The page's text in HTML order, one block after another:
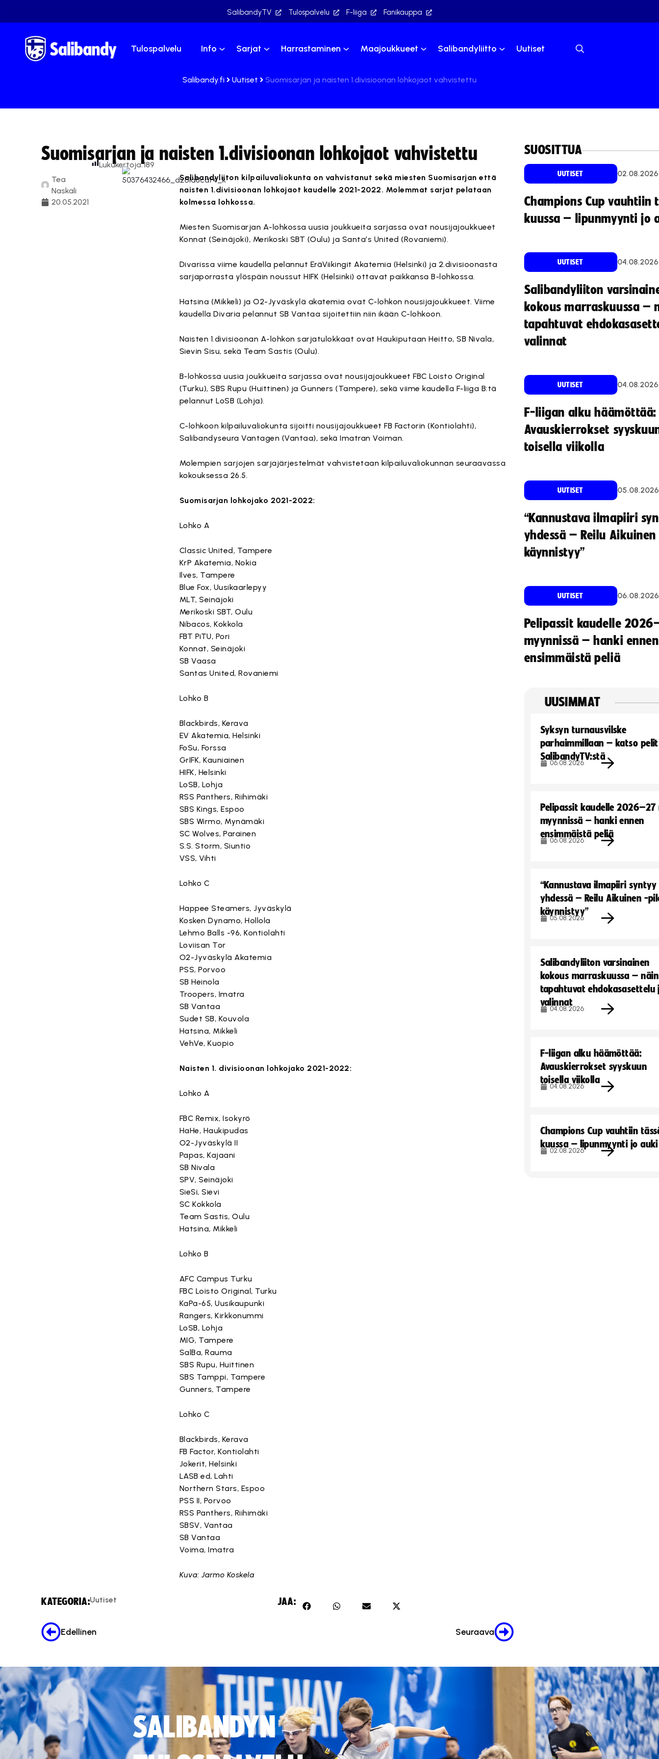
SalibandyTV Tulospalvelu F-liiga Fanikauppa
Tulospalvelu Info Sarjat Harrastaminen Maajoukkueet Salibandyliitto Uutiset
Salibandy.fi Uutiset Suomisarjan ja naisten 1.divisioonan lohkojaot vahvistettu
Suomisarjan ja naisten 1.divisioonan lohkojaot vahvistettu
Tea
Naskali
20.05.2021
Lukukertoja:189
Salibandyliiton kilpailuvaliokunta on vahvistanut sekä miesten Suomisarjan että
naisten 1.divisioonan lohkojaot kaudelle 2021-2022. Molemmat sarjat pelataan
kolmessa lohkossa.
Miesten Suomisarjan A-lohkossa uusia joukkueita sarjassa ovat nousijajoukkueet
Konnat (Seinäjoki), Merikoski SBT (Oulu) ja Santa’s United (Rovaniemi).
Divarissa viime kaudella pelannut EräViikingit Akatemia (Helsinki) ja 2.divisioonasta
sarjaporrasta ylöspäin noussut HIFK (Helsinki) ottavat paikkansa B-lohkossa.
Hatsina (Mikkeli) ja O2-Jyväskylä akatemia ovat C-lohkon nousijajoukkueet. Viime
kaudella Divaria pelannut SB Vantaa sijoitettiin niin ikään C-lohkoon.
Naisten 1.divisioonan A-lohkon sarjatulokkaat ovat Haukiputaan Heitto, SB Nivala,
Sievin Sisu, sekä Team Sastis (Oulu).
B-lohkossa uusia joukkueita sarjassa ovat nousijajoukkueet FBC Loisto Original
(Turku), SBS Rupu (Huittinen) ja Gunners (Tampere), sekä viime kaudella F-liiga B:tä
pelannut LoSB (Lohja).
C-lohkoon kilpailuvaliokunta sijoitti nousijajoukkueet FB Factorin (Kontiolahti),
Salibandyseura Vantagen (Vantaa), sekä Imatran Voiman.
Molempien sarjojen sarjajärjestelmät vahvistetaan kilpailuvaliokunnan seuraavassa
kokouksessa 26.5.
Suomisarjan lohkojako 2021-2022:
Lohko A
Classic United, Tampere
KrP Akatemia, Nokia
Ilves, Tampere
Blue Fox, Uusikaarlepyy
MLT, Seinäjoki
Merikoski SBT, Oulu
Nibacos, Kokkola
FBT PiTU, Pori
Konnat, Seinäjoki
SB Vaasa
Santas United, Rovaniemi
Lohko B
Blackbirds, Kerava
EV Akatemia, Helsinki
FoSu, Forssa
GrIFK, Kauniainen
HIFK, Helsinki
LoSB, Lohja
RSS Panthers, Riihimäki
SBS Kings, Espoo
SBS Wirmo, Mynämäki
SC Wolves, Parainen
S.S. Storm, Siuntio
VSS, Vihti
Lohko C
Happee Steamers, Jyväskylä
Kosken Dynamo, Hollola
Lehmo Balls -96, Kontiolahti
Loviisan Tor
O2-Jyväskylä Akatemia
PSS, Porvoo
SB Heinola
Troopers, Imatra
SB Vantaa
Sudet SB, Kouvola
Hatsina, Mikkeli
VehVe, Kuopio
Naisten 1. divisioonan lohkojako 2021-2022:
Lohko A
FBC Remix, Isokyrö
HaHe, Haukipudas
O2-Jyväskylä II
Papas, Kajaani
SB Nivala
SPV, Seinäjoki
SieSi, Sievi
SC Kokkola
Team Sastis, Oulu
Hatsina, Mikkeli
Lohko B
AFC Campus Turku
FBC Loisto Original, Turku
KaPa-65, Uusikaupunki
Rangers, Kirkkonummi
LoSB, Lohja
MIG, Tampere
SalBa, Rauma
SBS Rupu, Huittinen
SBS Tamppi, Tampere
Gunners, Tampere
Lohko C
Blackbirds, Kerava
FB Factor, Kontiolahti
Jokerit, Helsinki
LASB ed, Lahti
Northern Stars, Espoo
PSS II, Porvoo
RSS Panthers, Riihimäki
SBSV, Vantaa
SB Vantaa
Voima, Imatra
Kuva: Jarmo Koskela
KATEGORIA:Uutiset JAA:
Edellinen Seuraava
SUOSITTUA
UUTISET 02.08.2026
Champions Cup vauhtiin
kuussa – lipunmyynti jo
UUTISET 04.08.2026
Salibandyliiton
kokous marraskuussa –
tapahtuvat
valinnat
UUTISET 04.08.2026
F-liigan alku häämöttää:
Avauskierrokset
toisella viikolla
UUTISET 05.08.2026
“Kannustava ilmapiiri
yhdessä – Reilu
käynnistyy”
UUTISET 06.08.2026
Pelipassit kaudelle
myynnissä – hanki ennen
ensimmäistä peliä
UUSIMMAT
Syksyn turnausvilske
parhaimmillaan – katso pelit
SalibandyTV:stä
06.08.2026
Pelipassit kaudelle
myynnissä – hanki ennen
ensimmäistä peliä
06.08.2026
“Kannustava ilmapiiri syntyy
yhdessä – Reilu Aikuinen -
käynnistyy”
05.08.2026
Salibandyliiton varsinainen
kokous marraskuussa – näin
tapahtuvat ehdokasasettelu
valinnat
04.08.2026
F-liigan alku häämöttää:
Avauskierrokset syyskuun
toisella viikolla
04.08.2026
Champions Cup vauhtiin
kuussa – lipunmyynti jo auki
02.08.2026
SALIBANDYN